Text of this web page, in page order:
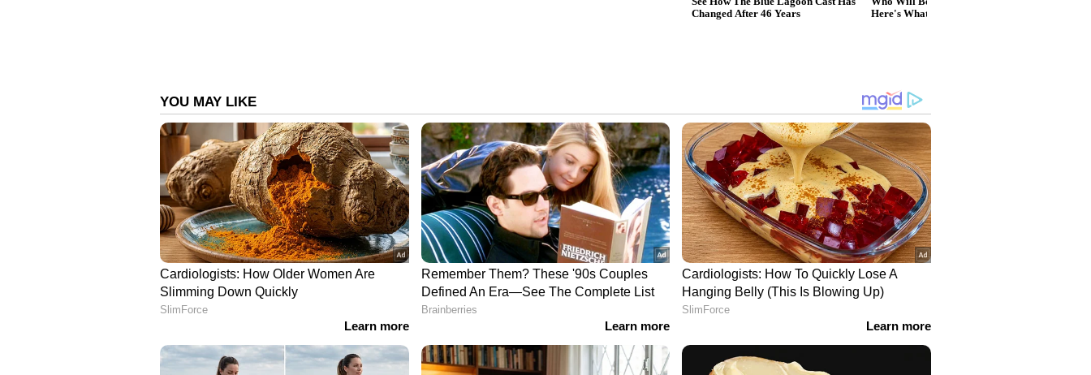
അജിങ്ക്യാ രഹാനെ, ഷെയ്ക്ഖ് റഷീദ്, നിഷാന്ത് സിന്ധു, രാജ്‌വർധൻ ഹംഗാരേക്കർ
എന്നിവരിലൊരാളാകും ചെന്നൈയുടെ ഇംപാക്ട് പ്ലേയറാകുക.